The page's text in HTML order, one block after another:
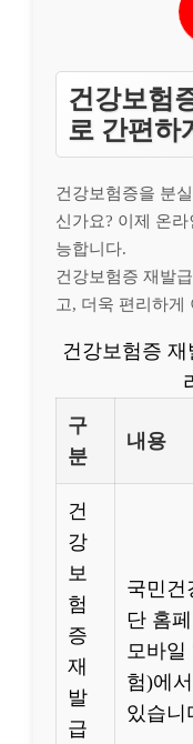
건강보험
로 간편하
건강보험증을 분
신가요? 이제 온
능합니다.
건강보험증 재발
고, 더욱 편리하게
건강보험증
구
분
내용
건
강
보
험
증
재
발
급
국민건
단 홈
모바일
험)에
있습니